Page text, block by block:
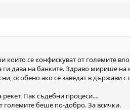
се конфискуват от големите
ги дава на банките. Здраво мирише
особено ако се заведат в държави
Пак съдебни процеси....
големите беше по-добро. За всички.